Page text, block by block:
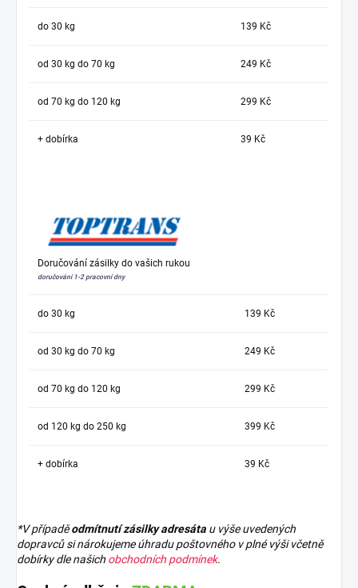
do 30 kg 139 Kč
od 30 kg do 70 kg 249 Kč
od 70 kg do 120 kg 299 Kč
+ dobírka 39 Kč
Doručování zásilky do vašich rukou
doručování 1-2 pracovní dny
do 30 kg 139 Kč
od 30 kg do 70 kg 249 Kč
od 70 kg do 120 kg 299 Kč
od 120 kg do 250 kg 399 Kč
+ dobírka 39 Kč
*V případěodmítnutí zásilky adresáta u výše uvedených
dopravců si nárokujeme úhradu poštovného v plné výši včetně
dobírky dle našich obchodních podmínek.